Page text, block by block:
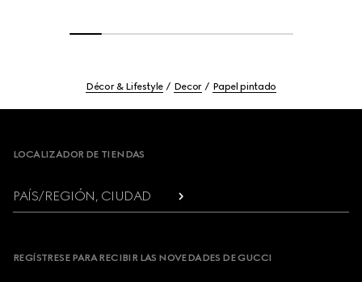
Décor & Lifestyle Decor Papel pintado
LOCALIZADOR DE TIENDAS
PAÍS/REGIÓN, CIUDAD
REGÍSTRESE PARA RECIBIR LAS NOVEDADES DE GUCCI